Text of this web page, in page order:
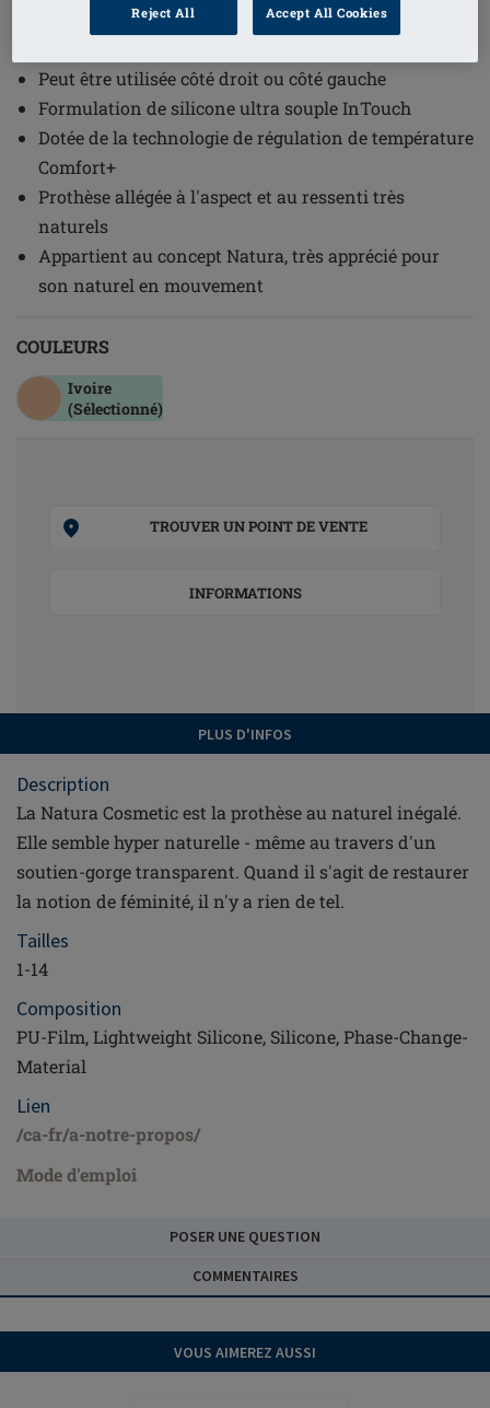
Référence de l'article: 323 Natura
Peut être utilisée côté droit ou côté gauche
Formulation de silicone ultra souple InTouch
Dotée de la technologie de régulation de température
Comfort+
Prothèse allégée à l'aspect et au ressenti très
naturels
Appartient au concept Natura, très apprécié pour
son naturel en mouvement
COULEURS
Ivoire
(Sélectionné)
TROUVER UN POINT DE VENTE
INFORMATIONS
PLUS D'INFOS
Description
La Natura Cosmetic est la prothèse au naturel inégalé.
Elle semble hyper naturelle - même au travers d'un
soutien-gorge transparent. Quand il s'agit de restaurer
la notion de féminité, il n'y a rien de tel.
Tailles
1-14
Composition
PU-Film, Lightweight Silicone, Silicone, Phase-Change-
Material
Lien
/ca-fr/a-notre-propos/
Mode d'emploi
POSER UNE QUESTION
COMMENTAIRES
VOUS AIMEREZ AUSSI
Reject All Accept All Cookies